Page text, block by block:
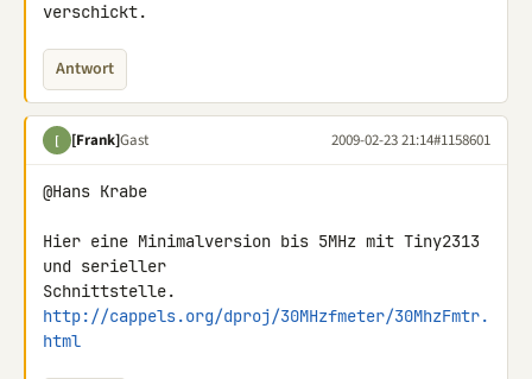
verschickt.
Antwort
[ [Frank]Gast 2009-02-23 21:14#1158601
@Hans Krabe
Hier eine Minimalversion bis 5MHz mit Tiny2313
und serieller
http://cappels.org/dproj/30MHzfmeter/30MhzFmtr.
html